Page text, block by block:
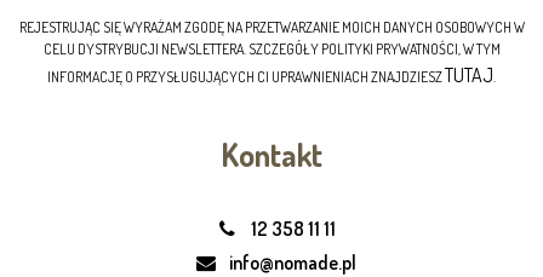
REJESTRUJĄC SIĘ WYRAŻAM ZGODĘ NA PRZETWARZANIE MOICH DANYCH OSOBOWYCH W
CELU DYSTRYBUCJI NEWSLETTERA. SZCZEGÓŁY POLITYKI PRYWATNOŚCI, W TYM
INFORMACJĘ O PRZYSŁUGUJĄCYCH CI UPRAWNIENIACH ZNAJDZIESZTUTAJ.
Kontakt
12 358 11 11
info@nomade.pl